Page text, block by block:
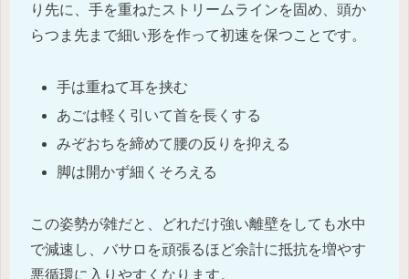
り先に、手を重ねたストリームラインを固め、頭か
らつま先まで細い形を作って初速を保つことです。
手は重ねて耳を挟む
あごは軽く引いて首を長くする
みぞおちを締めて腰の反りを抑える
脚は開かず細くそろえる
この姿勢が雑だと、どれだけ強い離壁をしても水中
で減速し、バサロを頑張るほど余計に抵抗を増やす
悪循環に入りやすくなります。